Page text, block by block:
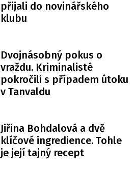
přijali do novinářského
klubu
Dvojnásobný pokus o
vraždu. Kriminalisté
pokročili s případem útoku
v Tanvaldu
Jiřina Bohdalová a dvě
klíčové ingredience. Tohle
je její tajný recept